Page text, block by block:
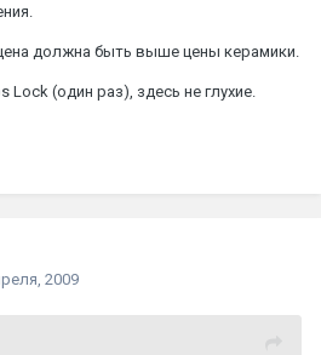
должна быть выше цены керамики.
Lock (один раз), здесь не глухие.
2009